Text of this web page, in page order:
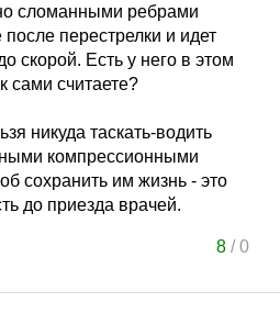
сломанными ребрами
перестрелки и идет
скорой. Есть у него в этом
сами считаете?
никуда таскать-водить
компрессионными
сохранить им жизнь - это
до приезда врачей.
8/0